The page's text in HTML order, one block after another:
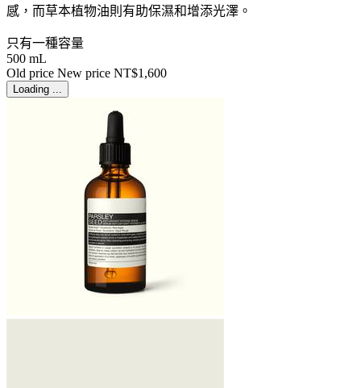
感，而草本植物油則有助保濕和增添光澤。
只有一種容量
500 mL
Old price New price NT$1,600
Loading ...